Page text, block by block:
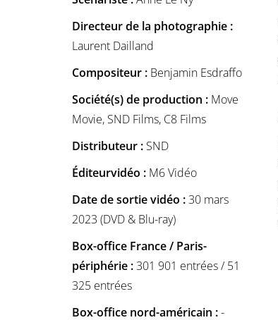
Directeur de la photographie :
Laurent Dailland
Compositeur : Benjamin Esdraffo
Société(s) de production : Move
Movie, SND Films, C8 Films
Distributeur : SND
Éditeurvidéo : M6 Vidéo
Date de sortie vidéo :30 mars
2023 (DVD & Blu-ray)
Box-office France / Paris-
périphérie :301 901 entrées / 51
325 entrées
Box-office nord-américain :-